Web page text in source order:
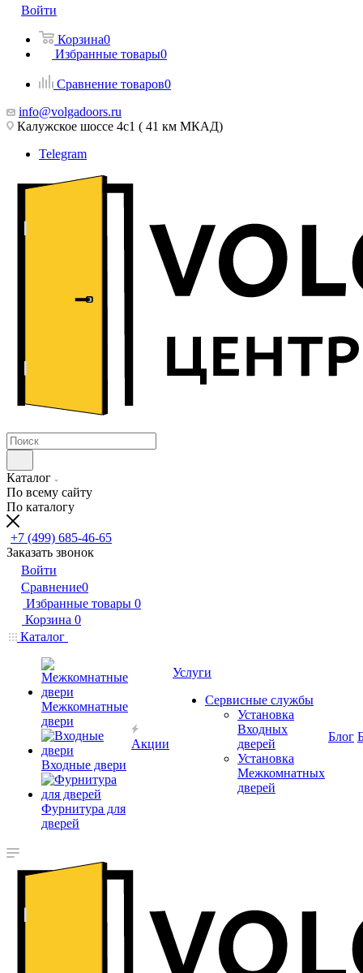
Войти
Корзина0
Избранные товары0
Сравнение товаров0
info@volgadoors.ru
Калужское шоссе 4с1 ( 41 км МКАД)
Telegram
Каталог
По всему сайту
По каталогу
+7 (499) 685-46-65
Заказать звонок
Войти
Сравнение0
Избранные товары 0
Корзина 0
Каталог
Межкомнатные
двери
Входные двери
Фурнитура для
дверей
Акции
Услуги
Сервисные службы
Установка
Входных
дверей
Установка
Межкомнатных
дверей
Блог